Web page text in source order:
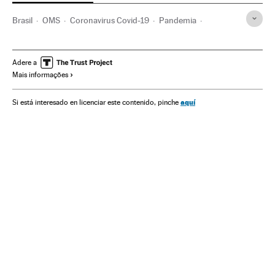
Brasil OMS Coronavirus Covid-19 Pandemia
Ministério Saúde João Doria Júnior
Adere a
Mais informações
Si está interesado en licenciar este contenido, pinche aquí